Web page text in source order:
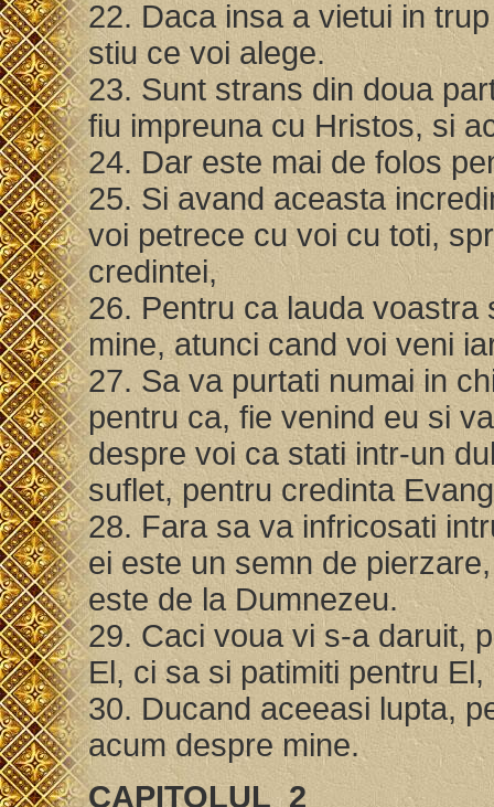
22. Daca insa a vietui in
stiu ce voi alege.
23. Sunt strans din doua
fiu impreuna cu Hristos, si
24. Dar este mai de folos
25. Si avand aceasta
voi petrece cu voi cu toti,
credintei,
26. Pentru ca lauda
mine, atunci cand voi veni
27. Sa va purtati numai in
pentru ca, fie venind eu si
despre voi ca stati intr-un
suflet, pentru credinta
28. Fara sa va infricosati
ei este un semn de
este de la Dumnezeu.
29. Caci voua vi s-a daruit,
El, ci sa si patimiti pentru El,
30. Ducand aceeasi lupta,
acum despre mine.
CAPITOLUL 2